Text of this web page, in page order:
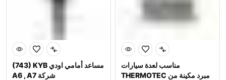
(743) KYB مساعد أمامي اودي
A6 , A7 شركة
مناسب لعدة سيارات
THERMOTEC مبرد مكينة من